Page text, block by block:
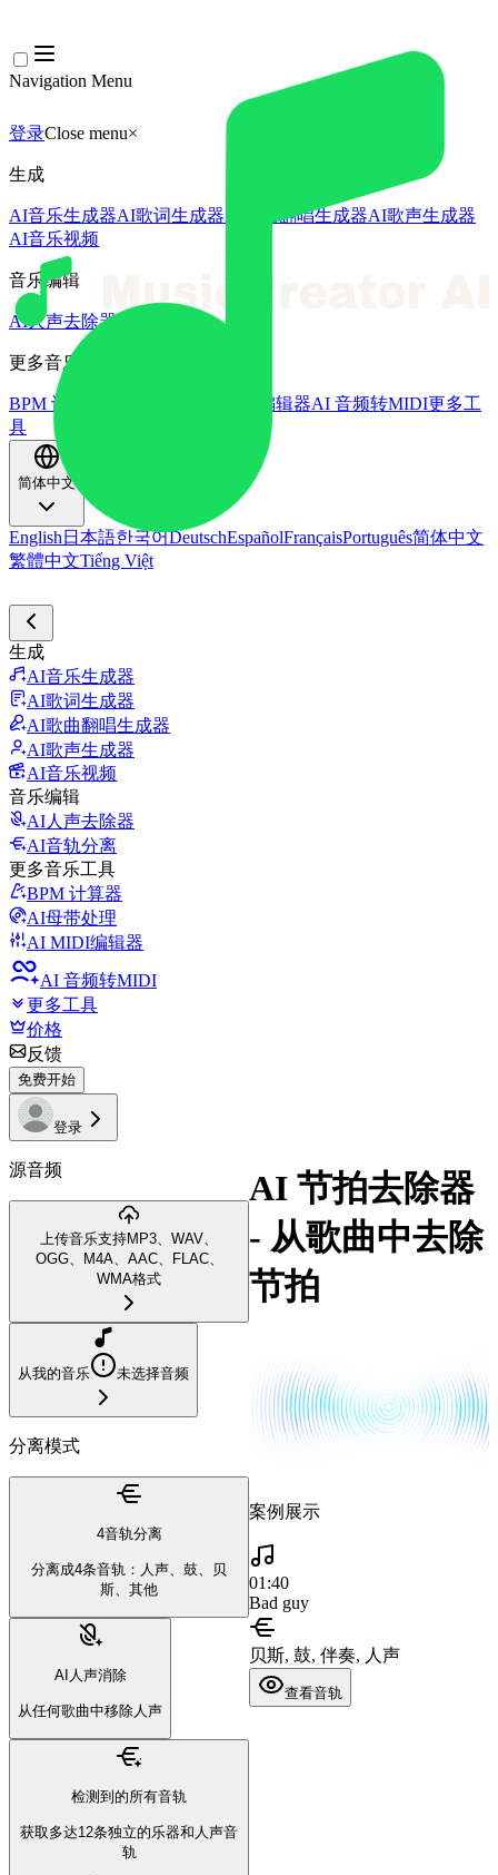
Navigation Menu
登录Close menu×
生成
AI音乐生成器AI歌词生成器 AI歌曲翻唱生成器AI歌声生成器
AI音乐视频
音乐编辑
AI人声去除器
更多音乐工具
BPM 计算器 AI MIDI编辑器AI 音频转MIDI更多工
具
简体中文
English 日本語한국어DeutschEspañolFrançaisPortuguês简体中文
繁體中文Tiếng Việt
生成
AI音乐生成器
AI歌词生成器
AI歌曲翻唱生成器
AI歌声生成器
AI音乐视频
音乐编辑
AI人声去除器
AI音轨分离
更多音乐工具
BPM 计算器
AI母带处理
AI MIDI编辑器
AI 音频转MIDI
更多工具
价格
反馈
免费开始
登录
源音频
上传音乐支持MP3、WAV、
OGG、M4A、AAC、FLAC、
WMA格式
从我的音乐 未选择音频
分离模式
4音轨分离
分离成4条音轨：人声、鼓、贝
斯、其他
AI人声消除
从任何歌曲中移除人声
检测到的所有音轨
获取多达12条独立的乐器和人声音
轨
AI 节拍去除器
- 从歌曲中去除
节拍
案例展示
01:40
Bad guy
贝斯, 鼓, 伴奏, 人声
查看音轨